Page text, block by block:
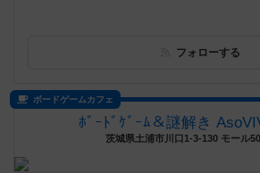
フォローする
ボードゲームカフェ
ﾎﾞｰﾄﾞｹﾞｰﾑ＆謎解き
茨城県土浦市川口1-3-130 モール